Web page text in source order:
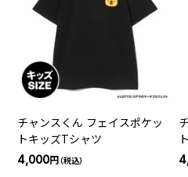
チャンスくん フェイスポケッ
トキッズTシャツ
4,000円（税込）